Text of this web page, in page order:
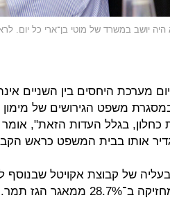
היה יושב במשרד של מוטי בן־ארי כל יום.
מערכת היחסים בין השניים
משפט הגירושים של
כחלון, בגלל העדות הזאת",
אותו בבית המשפט כראש
בישראמקו שמחזיקה